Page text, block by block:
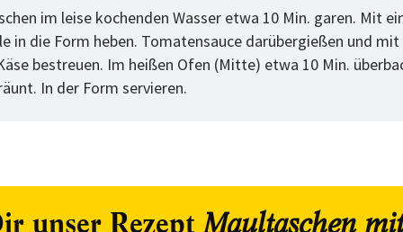
im leise kochenden Wasser etwa 10 Min. garen. Mit
in die Form heben. Tomatensauce darübergießen und
bestreuen. Im heißen Ofen (Mitte) etwa 10 Min.
In der Form servieren.
unser Rezept Maultaschen mit